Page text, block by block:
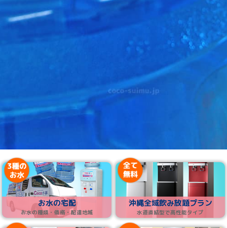
お水の宅配
お水の種類・価格・配達地域
沖縄全域飲み放題プラン
水道直結型で高性能タイプ